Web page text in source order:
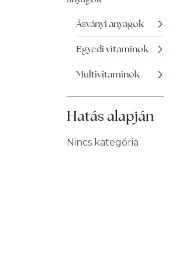
Ásványi anyagok
Egyedi vitaminok
Multivitaminok
Hatás alapján
Nincs kategória